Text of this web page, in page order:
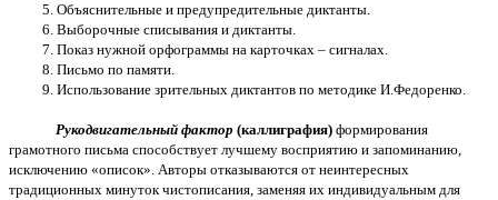
5. Объяснительные и предупредительные диктанты.
6. Выборочные списывания и диктанты.
7. Показ нужной орфограммы на карточках – сигналах.
8. Письмо по памяти.
9. Использование зрительных диктантов по методике И.Федоренко.
Рукодвигательный фактор (каллиграфия) формирования
грамотного письма способствует лучшему восприятию и запоминанию,
исключению «описок». Авторы отказываются от неинтересных
традиционных минуток чистописания, заменяя их индивидуальным для